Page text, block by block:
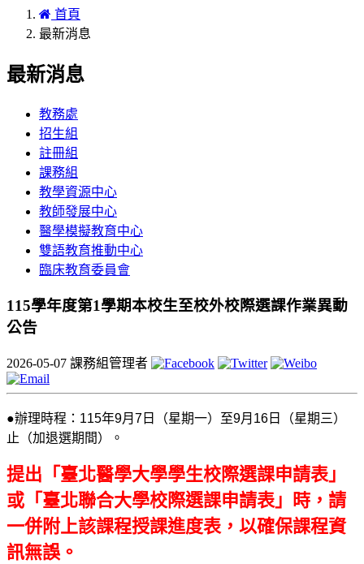
首頁
最新消息
最新消息
教務處
招生組
註冊組
課務組
教學資源中心
教師發展中心
醫學模擬教育中心
雙語教育推動中心
臨床教育委員會
115學年度第1學期本校生至校外校際選課作業異動
公告
2026-05-07 課務組管理者
●辦理時程：115年9月7日（星期一）至9月16日（星期三）
止（加退選期間）。
提出「臺北醫學大學學生校際選課申請表」
或「臺北聯合大學校際選課申請表」時，請
一併附上該課程授課進度表，以確保課程資
訊無誤。